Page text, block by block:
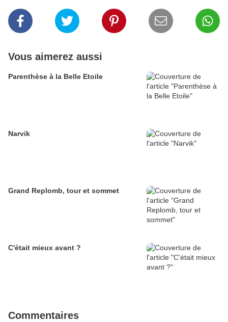
Vous aimerez aussi
Parenthèse à la Belle Etoile
Narvik
Grand Replomb, tour et sommet
C'était mieux avant ?
Commentaires